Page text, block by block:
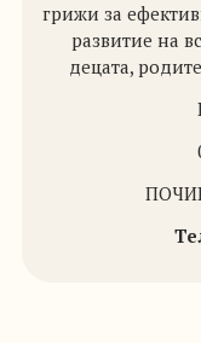
грижи за
развитие на
децата,